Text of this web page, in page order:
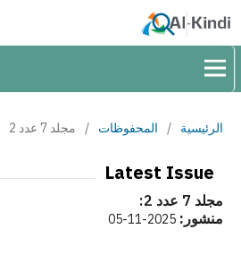
الرئيسية / المحفوظات / مجلد 7 عدد 2
Latest Issue
مجلد 7 عدد 2:
منشور: 2025-11-05